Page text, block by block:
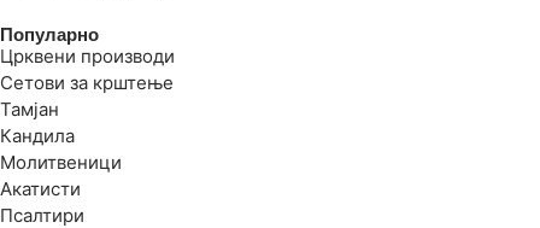
Популарно
Црквени производи
Сетови за крштење
Тамјан
Кандила
Молитвеници
Акатисти
Псалтири